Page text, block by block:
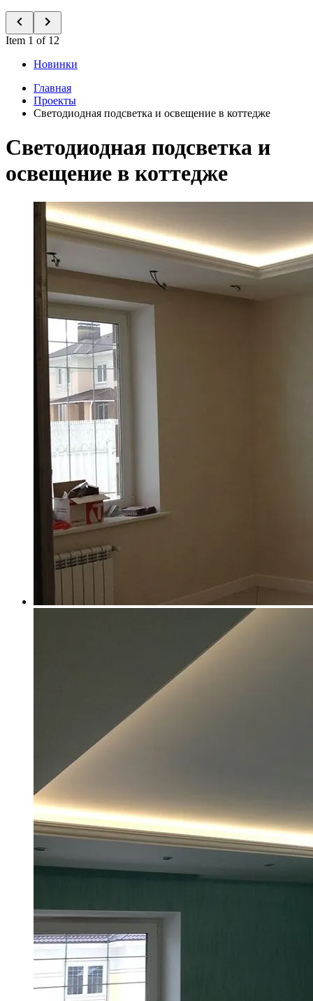
Item 1 of 12
Новинки
Главная
Проекты
Светодиодная подсветка и освещение в коттедже
Светодиодная подсветка и
освещение в коттедже